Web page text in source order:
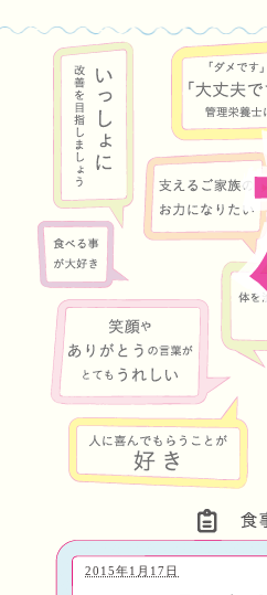
2015年1月17日